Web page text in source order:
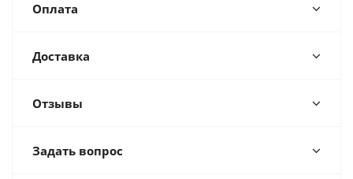
Оплата
Доставка
Отзывы
Задать вопрос